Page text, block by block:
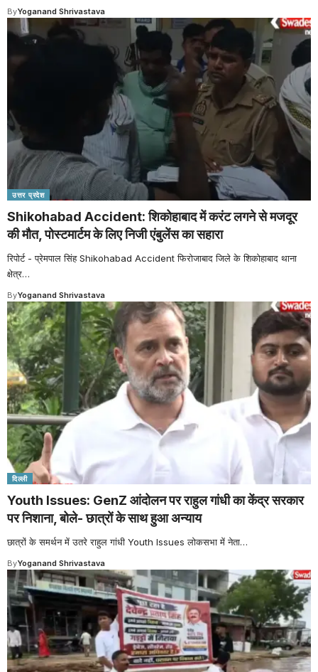
ByYoganand Shrivastava
उत्तर प्रदेश
Shikohabad Accident: शिकोहाबाद में करंट लगने से मजदूर
की मौत, पोस्टमार्टम के लिए निजी एंबुलेंस का सहारा
रिपोर्ट - प्रेमपाल सिंह Shikohabad Accident फिरोजाबाद जिले के शिकोहाबाद थाना
क्षेत्र…
ByYoganand Shrivastava
दिल्ली
Youth Issues: GenZ आंदोलन पर राहुल गांधी का केंद्र सरकार
पर निशाना, बोले- छात्रों के साथ हुआ अन्याय
छात्रों के समर्थन में उतरे राहुल गांधी Youth Issues लोकसभा में नेता…
ByYoganand Shrivastava